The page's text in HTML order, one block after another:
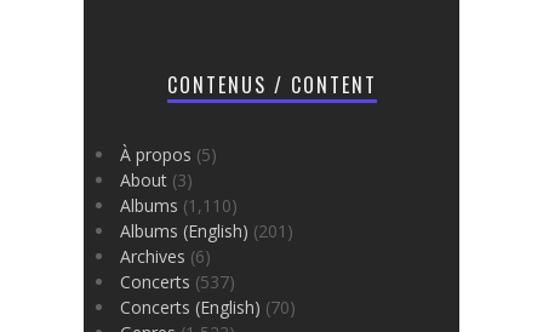
CONTENUS / CONTENT
À propos (5)
About (3)
Albums (1,110)
Albums (English) (201)
Archives (6)
Concerts (537)
Concerts (English) (70)